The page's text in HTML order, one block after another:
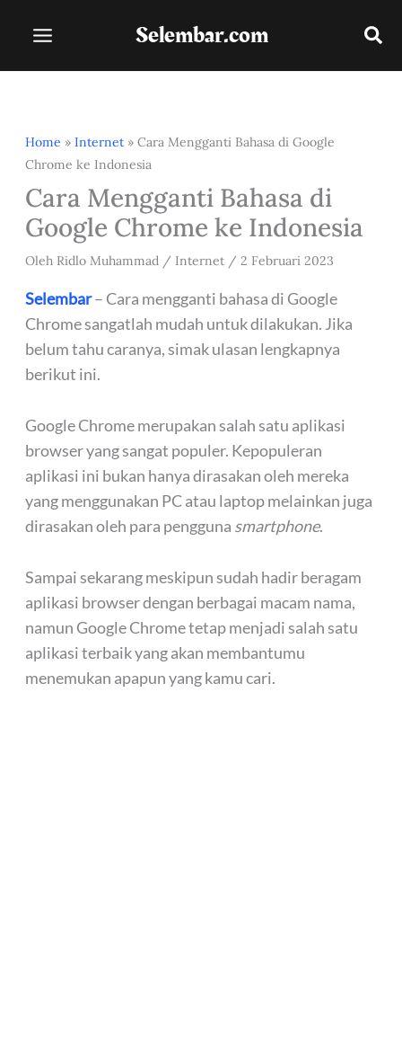
Selembar.com
Home » Internet» Cara Mengganti Bahasa di Google
Chrome ke Indonesia
Cara Mengganti Bahasa di
Google Chrome ke Indonesia
Oleh Ridlo Muhammad / Internet/ 2 Februari 2023
Selembar– Cara mengganti bahasa di Google
Chrome sangatlah mudah untuk dilakukan. Jika
belum tahu caranya, simak ulasan lengkapnya
berikut ini.
Google Chrome merupakan salah satu aplikasi
browser yang sangat populer. Kepopuleran
aplikasi ini bukan hanya dirasakan oleh mereka
yang menggunakan PC atau laptop melainkan juga
dirasakan oleh para pengguna smartphone.
Sampai sekarang meskipun sudah hadir beragam
aplikasi browser dengan berbagai macam nama,
namun Google Chrome tetap menjadi salah satu
aplikasi terbaik yang akan membantumu
menemukan apapun yang kamu cari.